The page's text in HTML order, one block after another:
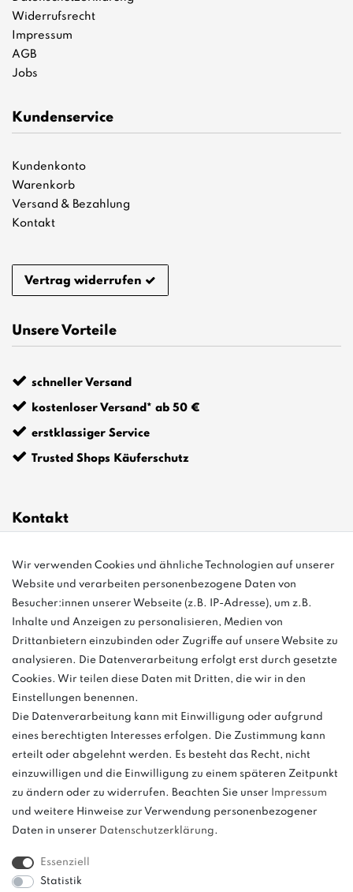
Widerrufsrecht
Impressum
AGB
Jobs
Kundenservice
Kundenkonto
Warenkorb
Versand & Bezahlung
Kontakt
Vertrag widerrufen
Unsere Vorteile
schneller Versand
kostenloser Versand* ab 50 €
erstklassiger Service
Trusted Shops Käuferschutz
Kontakt
info@bonvenon.de
03763 4048350
Montag - Freitag, 08:00 - 16:00
Anrufe aus dem dt. Festnetz zum Ortstarif, Preise aus dem Mobilfunknetz
ggf. abweichend (abhängig vom Provider).
und
weitere.
Wir verwenden Cookies und ähnliche Technologien auf unserer
Website und verarbeiten personenbezogene Daten von
Besucher:innen unserer Webseite (z.B. IP-Adresse), um z.B.
Inhalte und Anzeigen zu personalisieren, Medien von
Drittanbietern einzubinden oder Zugriffe auf unsere Website zu
analysieren. Die Datenverarbeitung erfolgt erst durch gesetzte
Cookies. Wir teilen diese Daten mit Dritten, die wir in den
Einstellungen benennen.
Die Datenverarbeitung kann mit Einwilligung oder aufgrund
eines berechtigten Interesses erfolgen. Die Zustimmung kann
erteilt oder abgelehnt werden. Es besteht das Recht, nicht
einzuwilligen und die Einwilligung zu einem späteren Zeitpunkt
zu ändern oder zu widerrufen. Beachten Sie unser
Impressum
und weitere Hinweise zur Verwendung personenbezogener
Daten in unserer Daten­schutz­erklärung.
Essenziell
Statistik
Sinne einer Preisermäßigung, sondern lediglich
einen Preisvergleich zur unverbindlichen